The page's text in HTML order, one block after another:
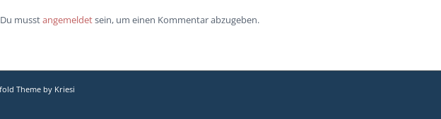
Du musstangemeldetsein, um einen Kommentar abzugeben.
Theme by Kriesi